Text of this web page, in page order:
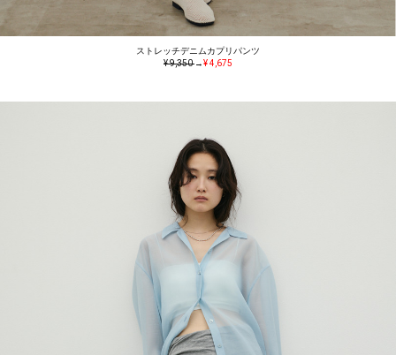
ストレッチデニムカプリパンツ
¥ 9,350→¥ 4,675